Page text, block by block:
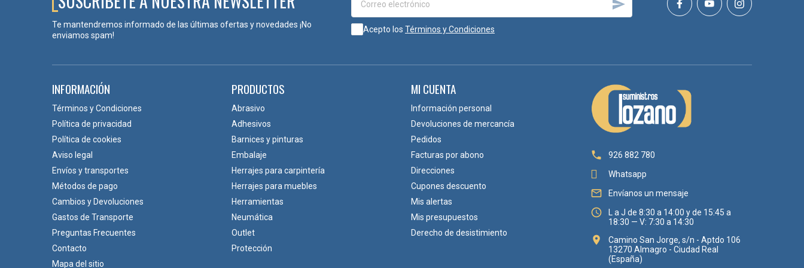
Te mantendremos informado de las últimas ofertas y novedades ¡No
enviamos spam!

Acepto los Términos y Condiciones
INFORMACIÓN
Términos y Condiciones
Política de privacidad
Política de cookies
Aviso legal
Envíos y transportes
Métodos de pago
Cambios y Devoluciones
Gastos de Transporte
Preguntas Frecuentes
Contacto
Mapa del sitio
PRODUCTOS
Abrasivo
Adhesivos
Barnices y pinturas
Embalaje
Herrajes para carpintería
Herrajes para muebles
Herramientas
Neumática
Outlet
Protección
MI CUENTA
Información personal
Devoluciones de mercancía
Pedidos
Facturas por abono
Direcciones
Cupones descuento
Mis alertas
Mis presupuestos
Derecho de desistimiento

926 882 780
Whatsapp
 Envíanos un mensaje

L a J de 8:30 a 14:00 y de 15:45 a
18:30 — V: 7:30 a 14:30

Camino San Jorge, s/n - Aptdo 106
13270 Almagro - Ciudad Real
(España)